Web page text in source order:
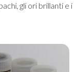
gli ori brillanti e i